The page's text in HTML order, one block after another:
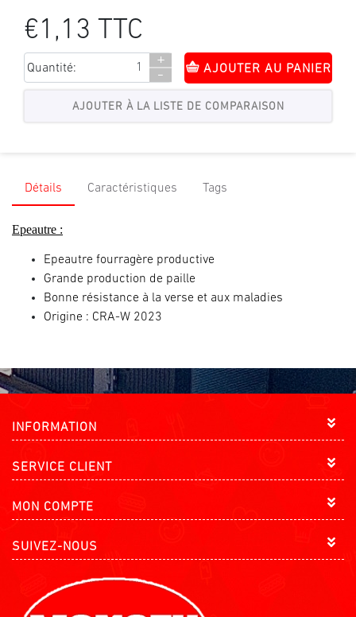
€1,13 TTC
Quantité:
+
-
AJOUTER AU PANIER
Détails Caractéristiques Tags
Epeautre :
Epeautre fourragère productive
Grande production de paille
Bonne résistance à la verse et aux maladies
Origine : CRA-W 2023
INFORMATION
SERVICE CLIENT
MON COMPTE
SUIVEZ-NOUS